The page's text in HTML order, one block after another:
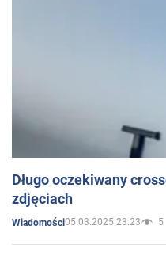
Długo oczekiwany
zdjęciach
Wiadomości05.03.2025 23:23 5